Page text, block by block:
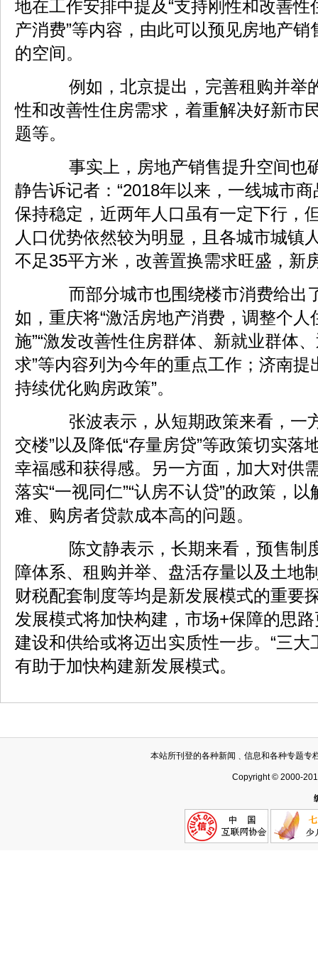
地在工作安排中提及“支持刚性和改善性
产消费”等内容，由此可以预见房地产
的空间。
例如，北京提出，完善租购并举
性和改善性住房需求，着重解决好新市
题等。
事实上，房地产销售提升空间也
静告诉记者：“2018年以来，一线城市
保持稳定，近两年人口虽有一定下行，
人口优势依然较为明显，且各城市城镇
不足35平方米，改善置换需求旺盛，新
而部分城市也围绕楼市消费给出
如，重庆将“激活房地产消费，调整个人
施”“激发改善性住房群体、新就业群体
求”等内容列为今年的重点工作；济南提
持续优化购房政策”。
张波表示，从短期政策来看，一
交楼”以及降低“存量房贷”等政策切实落
幸福感和获得感。另一方面，加大对供
落实“一视同仁”“认房不认贷”的政策，
难、购房者贷款成本高的问题。
陈文静表示，长期来看，预售制
障体系、租购并举、盘活存量以及土地
财税配套制度等均是新发展模式的重要
发展模式将加快构建，市场+保障的思
建设和供给或将迈出实质性一步。“三大
有助于加快构建新发展模式。
本站所刊登的各种新闻﹑信息和各种专题专
Copyright © 2000-